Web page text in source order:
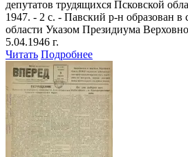
депутатов трудящихся Псковской
1947. - 2 с. - Павский р-н образован в
области Указом Президиума
5.04.1946 г.
Читать Подробнее